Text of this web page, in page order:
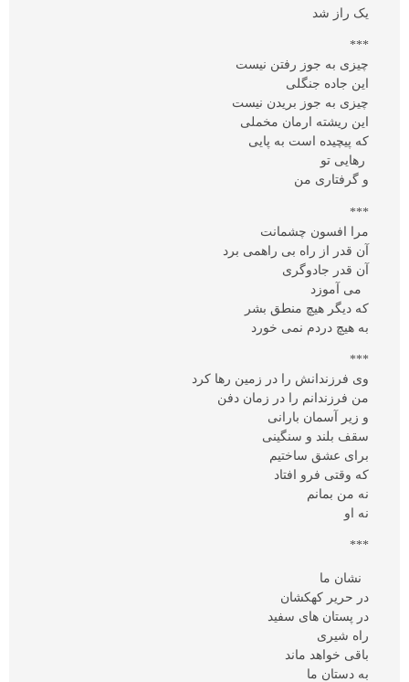
یک راز شد
***
چیزی به جوز رفتن نیست
این جاده جنگلی
چیزی به جوز بریدن نیست
این ریشته ارمان مخملی
که پیچیده است به پایی
رهایی تو
و گرفتاری من
***
مرا افسون چشمانت
آن قدر از راه بی راهمی برد
آن قدر جادوگری
می آموزد
که دیگر هیچ منطق بشر
به هیچ دردم نمی خورد
***
وی فرزندانش را در زمین رها کرد
من فرزندانم را در زمان دفن
و زیر آسمان بارانی
سقف بلند و سنگینی
برای عشق ساختیم
که وقتی فرو افتاد
نه من بمانم
نه او
***
نشان ما
در حریر کهکشان
در پستان های سفید
راه شیری
باقی خواهد ماند
به دستان ما